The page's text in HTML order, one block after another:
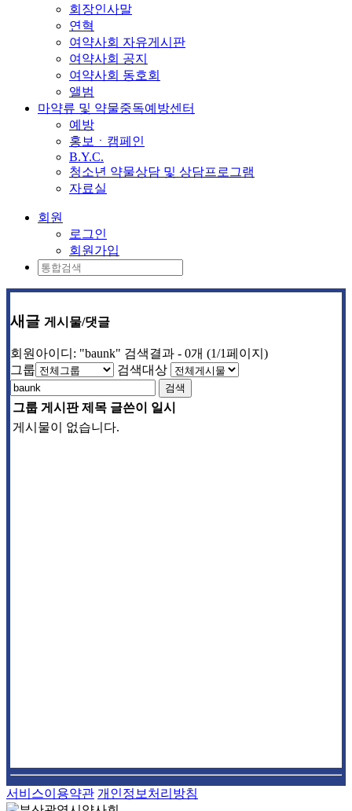
회장인사말
연혁
여약사회 자유게시판
여약사회 공지
여약사회 동호회
앨범
마약류 및 약물중독예방센터
예방
홍보ㆍ캠페인
B.Y.C.
청소년 약물상담 및 상담프로그램
자료실
회원
로그인
회원가입
새글 게시물/댓글
회원아이디: "baunk" 검색결과 - 0개 (1/1페이지)
그룹
검색대상
검색
그룹 게시판 제목 글쓴이
일시
게시물이 없습니다.
서비스이용약관 개인정보처리방침